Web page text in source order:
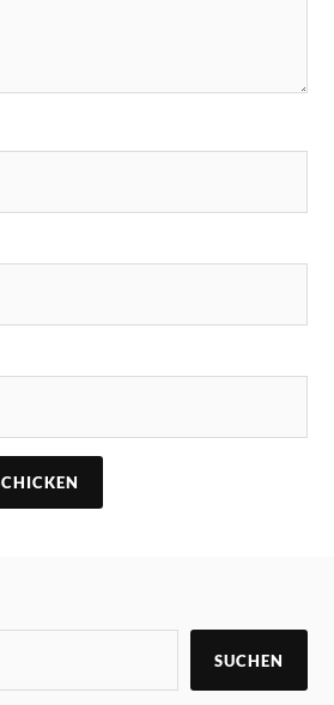
SUCHEN